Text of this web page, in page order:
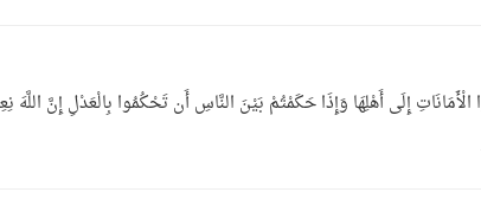
إِلَى أَهْلِهَا وَإِذَا حَكَمْتُمْ بَيْنَ النَّاسِ أَن تَحْكُمُوا بِالْعَدْلِ إِنَّ اللَّهَ